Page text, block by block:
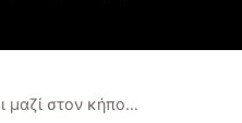
μαζί στον κήπο…